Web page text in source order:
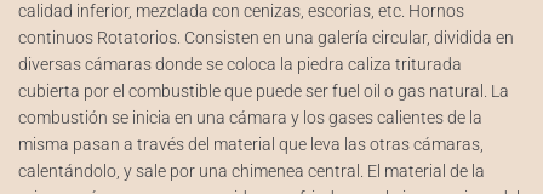
calidad inferior, mezclada con cenizas, escorias, etc. Hornos
continuos Rotatorios. Consisten en una galería circular, dividida en
diversas cámaras donde se coloca la piedra caliza triturada
cubierta por el combustible que puede ser fuel oil o gas natural. La
combustión se inicia en una cámara y los gases calientes de la
misma pasan a través del material que leva las otras cámaras,
calentándolo, y sale por una chimenea central. El material de la